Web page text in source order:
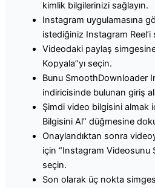
kimlik bilgilerinizi sağlayın.
Instagram uygulamasına
istediğiniz Instagram Reel’i
Videodaki paylaş
Kopyala”yı seçin.
Bunu SmoothDownloader
indiricisinde bulunan giriş
Şimdi video bilgisini almak
Bilgisini Al” düğmesine
Onaylandıktan sonra
için “Instagram Videosunu
seçin.
Son olarak üç nokta